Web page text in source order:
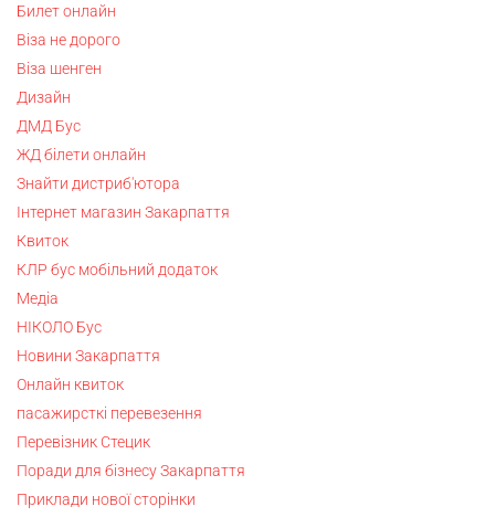
Билет онлайн
Віза не дорого
Віза шенген
Дизайн
ДМД Бус
ЖД білети онлайн
Знайти дистриб'ютора
Інтернет магазин Закарпаття
Квиток
КЛР бус мобільний додаток
Медіа
НІКОЛО Бус
Новини Закарпаття
Онлайн квиток
пасажирсткі перевезення
Перевізник Стецик
Поради для бізнесу Закарпаття
Приклади нової сторінки